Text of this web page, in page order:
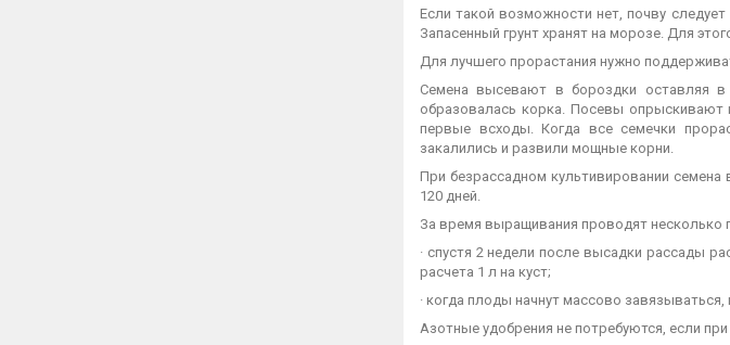
Если такой возможности нет, почву
Запасенный грунт хранят на морозе. Для
Для лучшего прорастания нужно
Семена высевают в бороздки оставляя
образовалась корка. Посевы опрыскивают
первые всходы. Когда все семечки
закалились и развили мощные корни.
При безрассадном культивировании
120 дней.
За время выращивания проводят несколько
· спустя 2 недели после высадки рассады
расчета 1 л на куст;
· когда плоды начнут массово
Азотные удобрения не потребуются, если